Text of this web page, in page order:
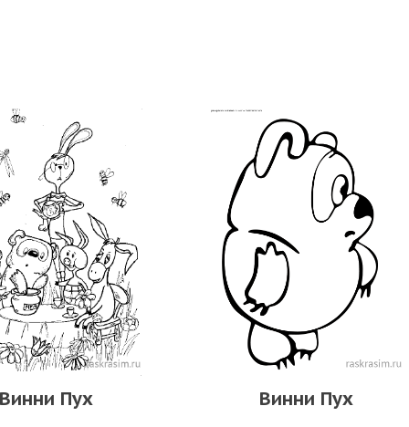
Винни Пух Винни Пух